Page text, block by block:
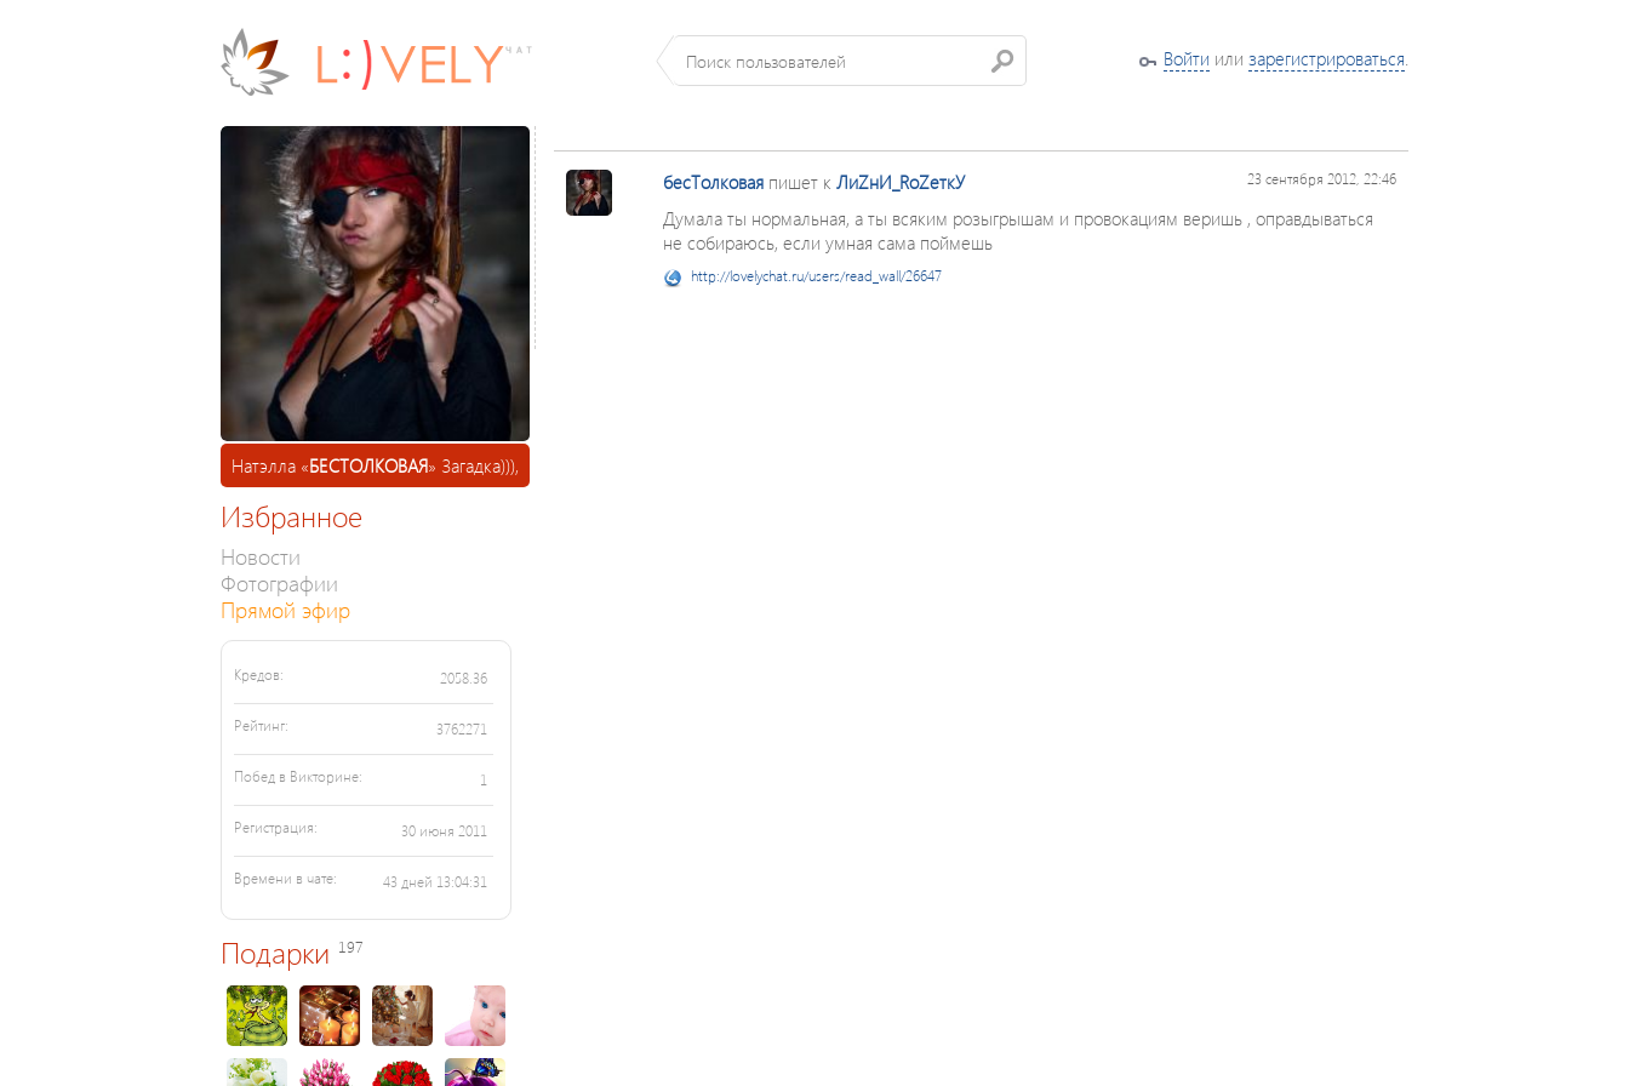
Войти или зарегистрироваться.
Натэлла «БЕСТОЛКОВАЯ» Загадка))),
Избранное
Новости
Фотографии
Прямой эфир
Кредов: 2058.36
Рейтинг: 3762271
Побед в Викторине: 1
Регистрация: 30 июня 2011
Времени в чате: 43 дней 13:04:31
Подарки 197
бесТолковая пишет к ЛиZнИ_RоZеткУ 23 сентября 2012, 22:46
Думала ты нормальная, а ты всяким розыгрышам и провокациям веришь , оправдываться
не собираюсь, если умная сама поймешь
http://lovelychat.ru/users/read_wall/26647